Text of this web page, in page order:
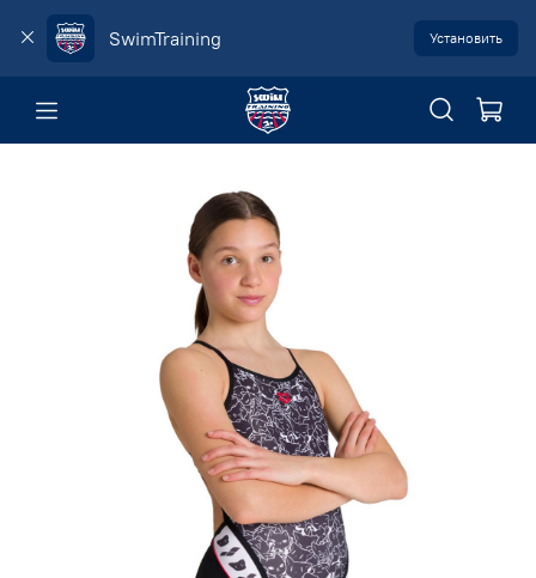
SwimTraining Установить